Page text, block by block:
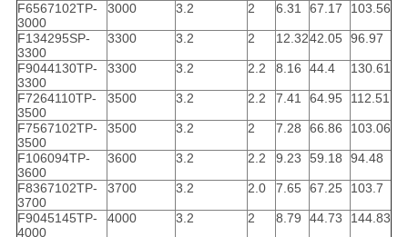
F6567102TP-
3000
3000 3.2 2 6.31 67.17 103.56
F134295SP-
3300
3300 3.2 2 12.3242.05 96.97
F9044130TP-
3300
3300 3.2 2.2 8.16 44.4 130.61
F7264110TP-
3500
3500 3.2 2.2 7.41 64.95 112.51
F7567102TP-
3500
3500 3.2 2 7.28 66.86 103.06
F106094TP-
3600
3600 3.2 2.2 9.23 59.18 94.48
F8367102TP-
3700
3700 3.2 2.0 7.65 67.25 103.7
F9045145TP-
4000
4000 3.2 2 8.79 44.73 144.83